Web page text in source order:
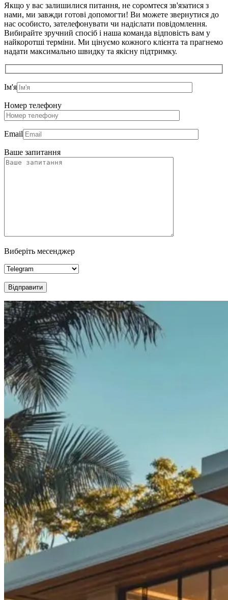
Якщо у вас залишилися питання, не соромтеся зв'язатися з
нами, ми завжди готові допомогти! Ви можете звернутися до
нас особисто, зателефонувати чи надіслати повідомлення.
Вибирайте зручний спосіб і наша команда відповість вам у
найкоротші терміни. Ми цінуємо кожного клієнта та прагнемо
надати максимально швидку та якісну підтримку.
Ім'я
Номер телефону
Email
Ваше запитання
Виберіть месенджер